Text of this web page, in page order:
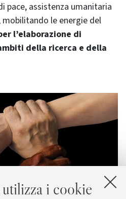
i cookie
pace, assistenza umanitaria
le energie del
l’elaborazione di
della ricerca e della